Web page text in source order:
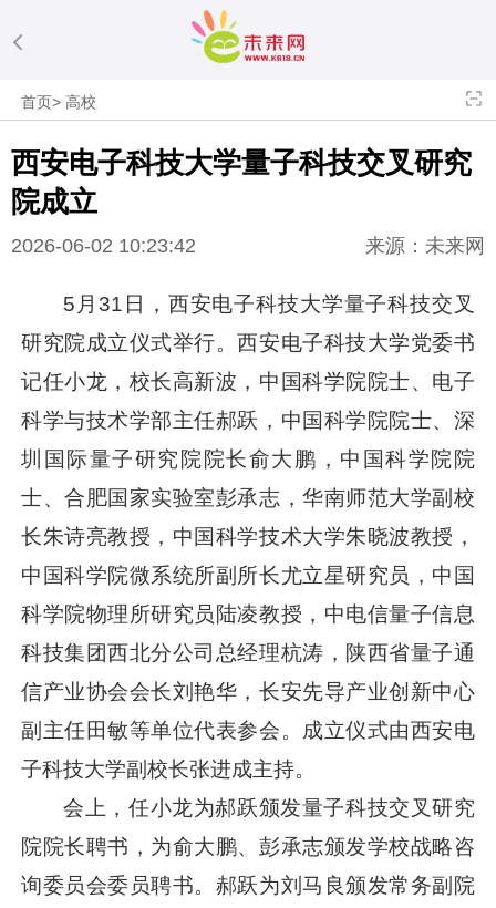
首页>高校
西安电子科技大学量子科技交叉研究
院成立
2026-06-02 10:23:42 来源：未来网
5月31日，西安电子科技大学量子科技交叉
研究院成立仪式举行。西安电子科技大学党委书
记任小龙，校长高新波，中国科学院院士、电子
科学与技术学部主任郝跃，中国科学院院士、深
圳国际量子研究院院长俞大鹏，中国科学院院
士、合肥国家实验室彭承志，华南师范大学副校
长朱诗亮教授，中国科学技术大学朱晓波教授，
中国科学院微系统所副所长尤立星研究员，中国
科学院物理所研究员陆凌教授，中电信量子信息
科技集团西北分公司总经理杭涛，陕西省量子通
信产业协会会长刘艳华，长安先导产业创新中心
副主任田敏等单位代表参会。成立仪式由西安电
子科技大学副校长张进成主持。
会上，任小龙为郝跃颁发量子科技交叉研究
院院长聘书，为俞大鹏、彭承志颁发学校战略咨
询委员会委员聘书。郝跃为刘马良颁发常务副院